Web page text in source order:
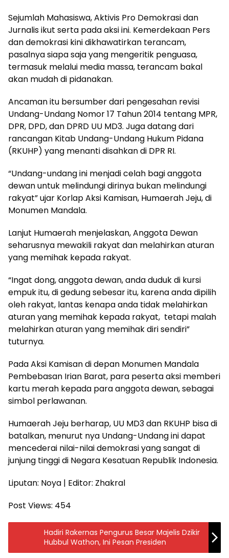
Sejumlah Mahasiswa, Aktivis Pro Demokrasi dan
Jurnalis ikut serta pada aksi ini. Kemerdekaan Pers
dan demokrasi kini dikhawatirkan terancam,
pasalnya siapa saja yang mengeritik penguasa,
termasuk melalui media massa, terancam bakal
akan mudah di pidanakan.
Ancaman itu bersumber dari pengesahan revisi
Undang-Undang Nomor 17 Tahun 2014 tentang MPR,
DPR, DPD, dan DPRD UU MD3. Juga datang dari
rancangan Kitab Undang-Undang Hukum Pidana
(RKUHP) yang menanti disahkan di DPR RI.
“Undang-undang ini menjadi celah bagi anggota
dewan untuk melindungi dirinya bukan melindungi
rakyat” ujar Korlap Aksi Kamisan, Humaerah Jeju, di
Monumen Mandala.
Lanjut Humaerah menjelaskan, Anggota Dewan
seharusnya mewakili rakyat dan melahirkan aturan
yang memihak kepada rakyat.
“Ingat dong, anggota dewan, anda duduk di kursi
empuk itu, di gedung sebesar itu, karena anda dipilih
oleh rakyat, lantas kenapa anda tidak melahirkan
aturan yang memihak kepada rakyat, tetapi malah
melahirkan aturan yang memihak diri sendiri”
tuturnya.
Pada Aksi Kamisan di depan Monumen Mandala
Pembebasan Irian Barat, para peserta aksi memberi
kartu merah kepada para anggota dewan, sebagai
simbol perlawanan.
Humaerah Jeju berharap, UU MD3 dan RKUHP bisa di
batalkan, menurut nya Undang-Undang ini dapat
mencederai nilai-nilai demokrasi yang sangat di
junjung tinggi di Negara Kesatuan Republik Indonesia.
Liputan: Noya | Editor: Zhakral
Post Views: 454
Hadiri Rakernas Pengurus Besar Majelis Dzikir
Hubbul Wathon, Ini Pesan Presiden